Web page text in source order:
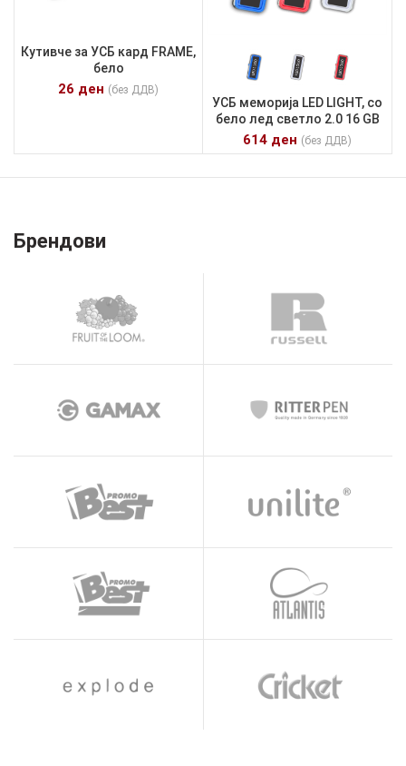
Кутивче за УСБ кард FRAME,
бело
26 ден (без ДДВ)
УСБ меморија LED LIGHT, со
бело лед светло 2.0 16 GB
614 ден (без ДДВ)
Брендови